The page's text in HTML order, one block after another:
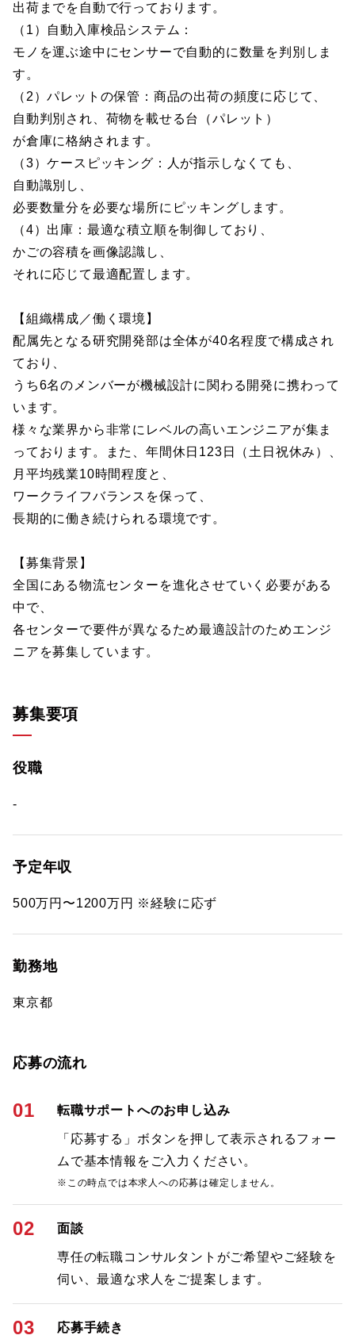
出荷までを自動で行っております。
（1）自動入庫検品システム：
モノを運ぶ途中にセンサーで自動的に数量を判別しま
す。
（2）パレットの保管：商品の出荷の頻度に応じて、
自動判別され、荷物を載せる台（パレット）
が倉庫に格納されます。
（3）ケースピッキング：人が指示しなくても、
自動識別し、
必要数量分を必要な場所にピッキングします。
（4）出庫：最適な積立順を制御しており、
かごの容積を画像認識し、
それに応じて最適配置します。
【組織構成／働く環境】
配属先となる研究開発部は全体が40名程度で構成され
ており、
うち6名のメンバーが機械設計に関わる開発に携わって
います。
様々な業界から非常にレベルの高いエンジニアが集ま
っております。また、年間休日123日（土日祝休み）、
月平均残業10時間程度と、
ワークライフバランスを保って、
長期的に働き続けられる環境です。
【募集背景】
全国にある物流センターを進化させていく必要がある
中で、
各センターで要件が異なるため最適設計のためエンジ
ニアを募集しています。
募集要項
役職
-
予定年収
500万円〜1200万円 ※経験に応ず
勤務地
東京都
応募の流れ
01 転職サポートへのお申し込み
「応募する」ボタンを押して表示されるフォー
ムで基本情報をご入力ください。
※この時点では本求人への応募は確定しません。
02 面談
専任の転職コンサルタントがご希望やご経験を
伺い、最適な求人をご提案します。
03 応募手続き